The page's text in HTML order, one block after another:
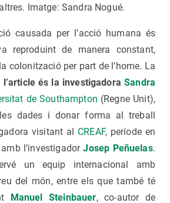
Imatge: Sandra Nogué.
causada per l’acció humana és
reproduint de manera constant,
colonització per part de l’home. La
és la investigadoraSandra
de Southampton (Regne Unit),
dades i donar forma al treball
visitant al CREAF, període en
l’investigadorJosep Peñuelas.
un equip internacional amb
del món, entre els que també té
Manuel Steinbauer, co-autor de